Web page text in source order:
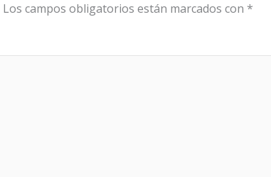
Los campos obligatorios están marcados con *